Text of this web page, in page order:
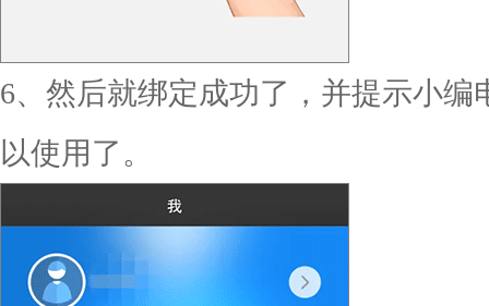
6、然后就绑定成功了，并提示小
以使用了。